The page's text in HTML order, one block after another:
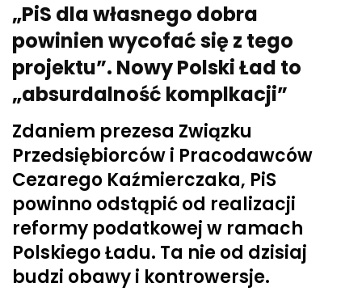
„PiS dla własnego dobra
powinien wycofać się z tego
projektu”. Nowy Polski Ład to
„absurdalność komplkacji”
Zdaniem prezesa Związku
Przedsiębiorców i Pracodawców
Cezarego Kaźmierczaka, PiS
powinno odstąpić od realizacji
reformy podatkowej w ramach
Polskiego Ładu. Ta nie od dzisiaj
budzi obawy i kontrowersje.